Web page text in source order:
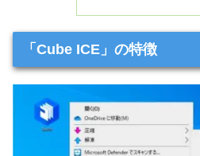
「Cube ICE」の特徴